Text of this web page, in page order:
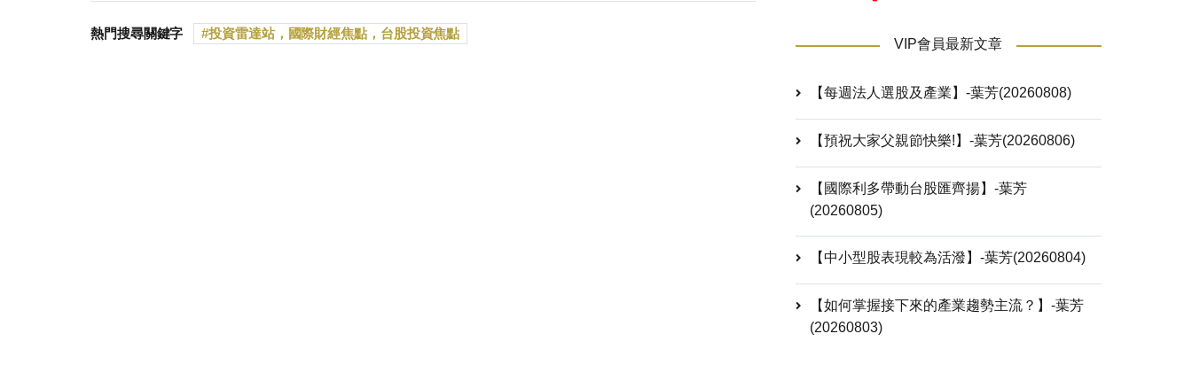
熱門搜尋關鍵字 投資雷達站，國際財經焦點，台股投資焦點
VIP會員最新文章
【每週法人選股及產業】-葉芳(20260808)
【預祝大家父親節快樂!】-葉芳(20260806)
【國際利多帶動台股匯齊揚】-葉芳
(20260805)
【中小型股表現較為活潑】-葉芳(20260804)
【如何掌握接下來的產業趨勢主流？】-葉芳
(20260803)